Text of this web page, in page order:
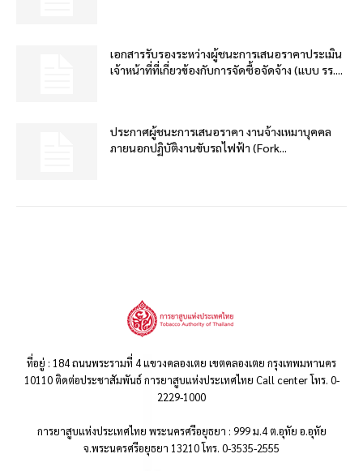
เอกสารรับรองระหว่างผู้ชนะการเสนอราคาประเมิน
เจ้าหน้าที่ที่เกี่ยวข้องกับการจัดซื้อจัดจ้าง (แบบ รร....
ประกาศผู้ชนะการเสนอราคา งานจ้างเหมาบุคคล
ภายนอกปฏิบัติงานขับรถไฟฟ้า (Fork...
ที่อยู่ : 184 ถนนพระรามที่ 4 แขวงคลองเตย เขตคลองเตย กรุงเทพมหานคร
10110 ติดต่อประชาสัมพันธ์ การยาสูบแห่งประเทศไทย Call center โทร. 0-
2229-1000
การยาสูบแห่งประเทศไทย พระนครศรีอยุธยา : 999 ม.4 ต.อุทัย อ.อุทัย
จ.พระนครศรีอยุธยา 13210 โทร. 0-3535-2555